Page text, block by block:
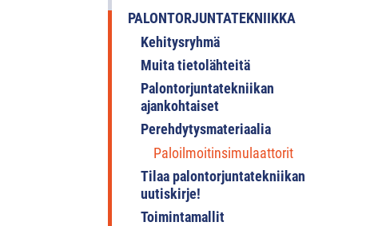
PALONTORJUNTATEKNIIKKA
Kehitysryhmä
Muita tietolähteitä
Palontorjuntatekniikan
ajankohtaiset
Perehdytysmateriaalia
Paloilmoitinsimulaattorit
Tilaa palontorjuntatekniikan
uutiskirje!
Toimintamallit